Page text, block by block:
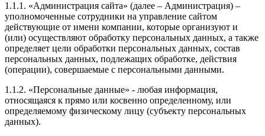
1.1.1. «Администрация сайта» (далее – Администрация) –
уполномоченные сотрудники на управление сайтом
действующие от имени компании, которые организуют и
(или) осуществляют обработку персональных данных, а также
определяет цели обработки персональных данных, состав
персональных данных, подлежащих обработке, действия
(операции), совершаемые с персональными данными.
1.1.2. «Персональные данные» - любая информация,
относящаяся к прямо или косвенно определенному, или
определяемому физическому лицу (субъекту персональных
данных).